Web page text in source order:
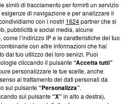
trasparenti su Blasting
e su come ci impegniamo a
afferma la nostra aderenza a
Integrity’Blasting News non è
ma ha richiesto di farne
ancora effettuato una verifica di
simili di tracciamento per fornirti un servizio
di navigazione e per analizzare il
con i nostri 1624partner che si
pubblicità e social media, alcune
l’indirizzo IP e le caratteristiche del tuo
con altre informazioni che hai
dal tuo utilizzo dei loro servizi. Puoi
cliccando il pulsante“Accetta tutti”
personalizzare le tue scelte, anche
al trattamento dei dati personali da
sul pulsante“Personalizza”.
sul pulsante“X”in alto a destra),